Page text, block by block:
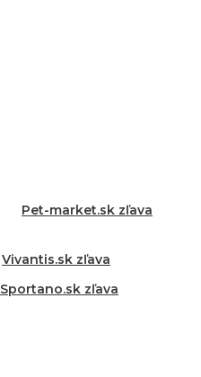
Pet-market.sk zľava
Vivantis.sk zľava
Sportano.sk zľava